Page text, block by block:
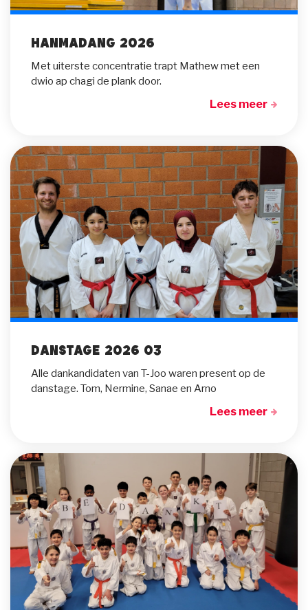
Hanmadang 2026
Met uiterste concentratie trapt Mathew met een
dwio ap chagi de plank door.
Lees meer
Danstage 2026 03
Alle dankandidaten van T-Joo waren present op de
danstage. Tom, Nermine, Sanae en Arno
Lees meer